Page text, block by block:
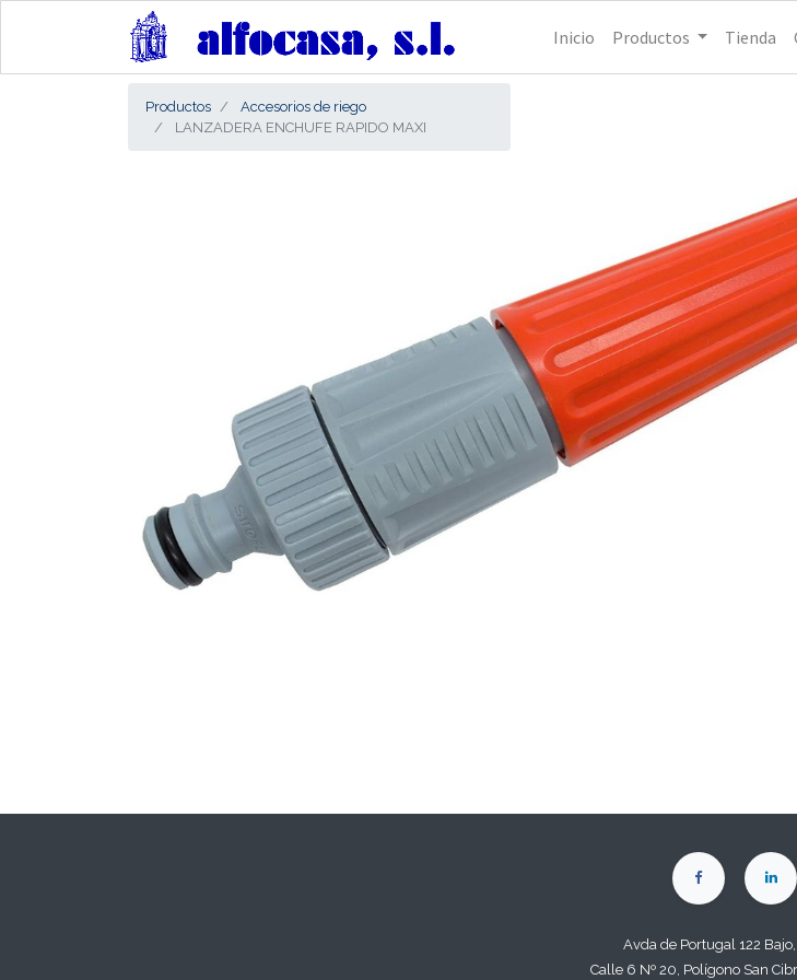
Inicio Productos Tienda
Productos
Accesorios de riego
LANZADERA ENCHUFE RAPIDO MAXI
Avda de Portugal 122
Calle 6 Nº 20, Polígono San